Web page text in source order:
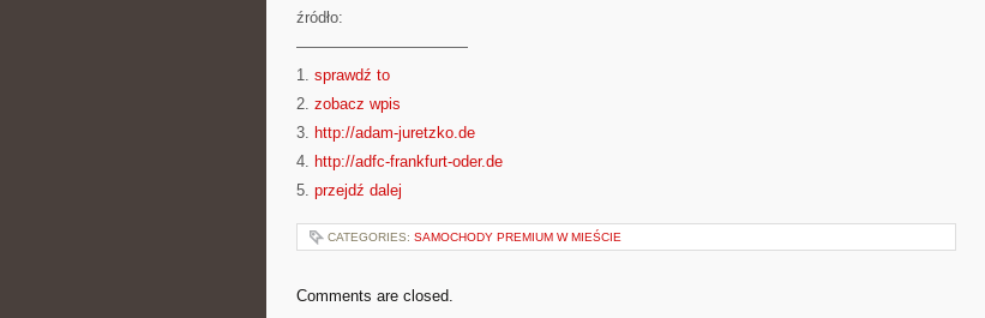
źródło:
———————————
1. sprawdź to
2. zobacz wpis
3. http://adam-juretzko.de
4. http://adfc-frankfurt-oder.de
5. przejdź dalej
CATEGORIES: SAMOCHODY PREMIUM W MIEŚCIE
Comments are closed.